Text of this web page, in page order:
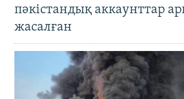
пәкістандық аккаунттар
жасалған